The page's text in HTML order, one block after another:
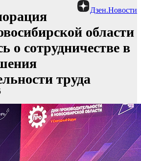
Дзен.Новости
области
о сотрудничестве в
труда